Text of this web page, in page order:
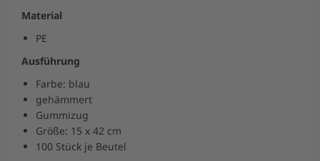
Material
PE
Ausführung
Farbe: blau
gehämmert
Gummizug
Größe: 15 x 42 cm
100 Stück je Beutel